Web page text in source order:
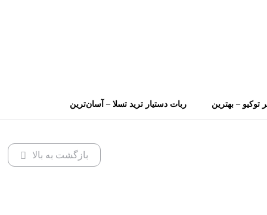
توکیو – بهترین ربات دستیار ترید تسلا – آسان‌ترین
بازگشت به بالا